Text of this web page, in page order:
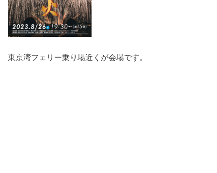
東京湾フェリー乗り場近くが会場です。